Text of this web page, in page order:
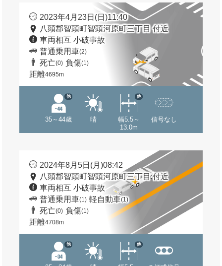
2023年4月23日(日)11:40
八頭郡智頭町智頭河原町三丁目 付近
車両相互 小破事故
普通乗用車(2)
死亡(0) 負傷(1)
距離4695m
35～44歳
他
晴
幅5.5～
13.0m
他
信号なし
2024年8月5日(月)08:42
八頭郡智頭町智頭河原町三丁目 付近
車両相互 小破事故
普通乗用車(1) 軽自動車(1)
死亡(0) 負傷(1)
距離4708m
他 他